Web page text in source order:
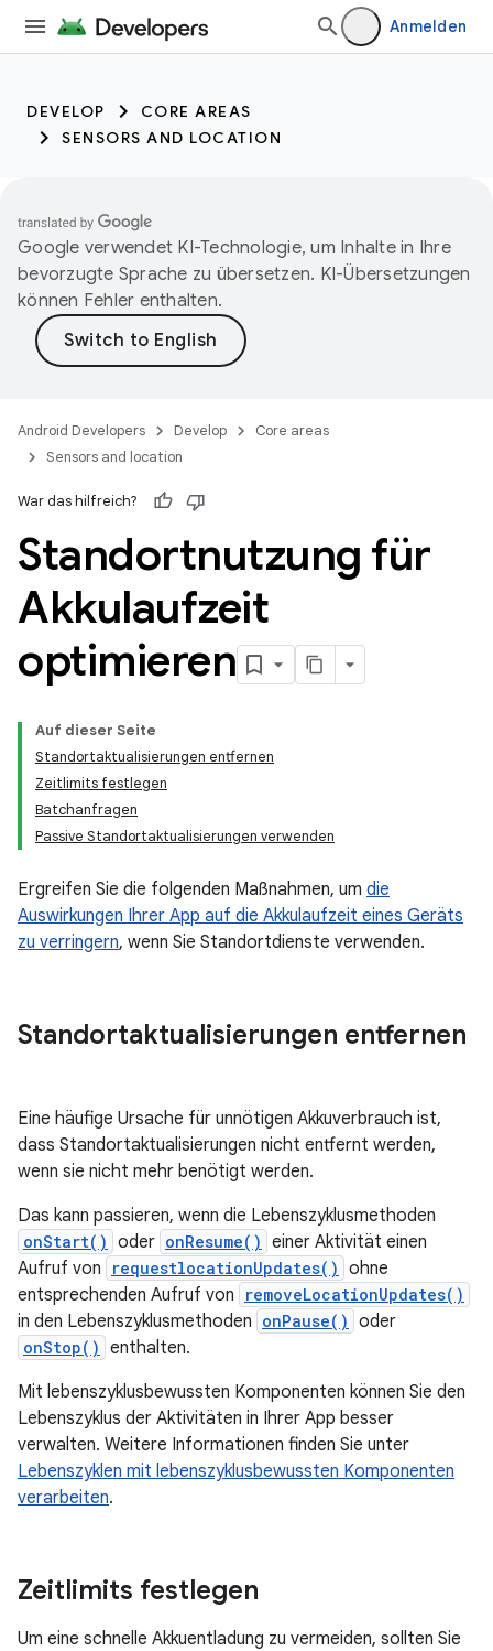
Anmelden
DEVELOP
CORE AREAS
SENSORS AND LOCATION
Google verwendet KI-Technologie, um Inhalte in Ihre
bevorzugte Sprache zu übersetzen. KI-Übersetzungen
können Fehler enthalten.
Android Developers Develop
Core areas
Sensors and location
War das hilfreich?
Standortnutzung für
Akkulaufzeit
optimieren
Auf dieser Seite
Standortaktualisierungen entfernen
Zeitlimits festlegen
Batchanfragen
Passive Standortaktualisierungen verwenden
Ergreifen Sie die folgenden Maßnahmen, um die
Auswirkungen Ihrer App auf die Akkulaufzeit eines Geräts
zu verringern, wenn Sie Standortdienste verwenden.
Standortaktualisierungen entfernen
Eine häufige Ursache für unnötigen Akkuverbrauch ist,
dass Standortaktualisierungen nicht entfernt werden,
wenn sie nicht mehr benötigt werden.
Das kann passieren, wenn die Lebenszyklusmethoden
onStart() oder onResume() einer Aktivität einen
Aufruf von
requestlocationUpdates() ohne
entsprechenden Aufruf von
removeLocationUpdates()
in den Lebenszyklusmethoden onPause() oder
onStop() enthalten.
Mit lebenszyklusbewussten Komponenten können Sie den
Lebenszyklus der Aktivitäten in Ihrer App besser
verwalten. Weitere Informationen finden Sie unter
Lebenszyklen mit lebenszyklusbewussten Komponenten
verarbeiten.
Zeitlimits festlegen
Um eine schnelle Akkuentladung zu vermeiden, sollten Sie